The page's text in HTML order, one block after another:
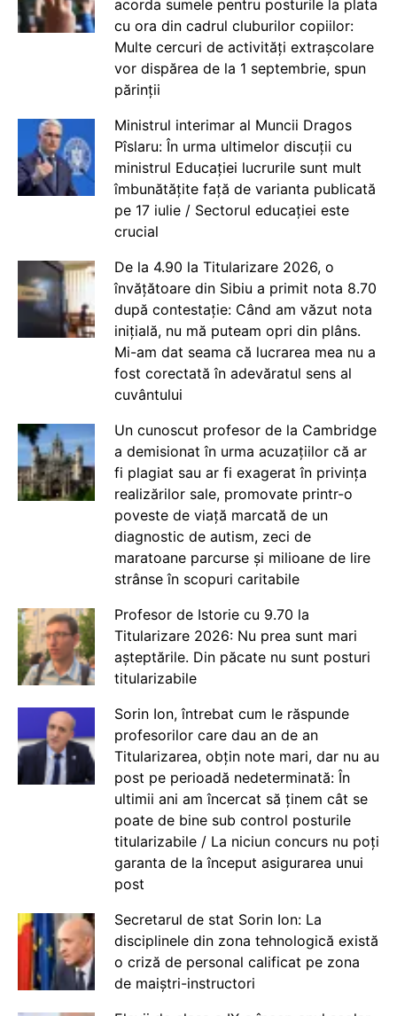
acorda sumele pentru posturile la plata
cu ora din cadrul cluburilor copiilor:
Multe cercuri de activități extrașcolare
vor dispărea de la 1 septembrie, spun
părinții
Ministrul interimar al Muncii Dragos
Pîslaru: În urma ultimelor discuții cu
ministrul Educației lucrurile sunt mult
îmbunătățite față de varianta publicată
pe 17 iulie / Sectorul educației este
crucial
De la 4.90 la Titularizare 2026, o
învățătoare din Sibiu a primit nota 8.70
după contestație: Când am văzut nota
inițială, nu mă puteam opri din plâns.
Mi-am dat seama că lucrarea mea nu a
fost corectată în adevăratul sens al
cuvântului
Un cunoscut profesor de la Cambridge
a demisionat în urma acuzațiilor că ar
fi plagiat sau ar fi exagerat în privința
realizărilor sale, promovate printr-o
poveste de viață marcată de un
diagnostic de autism, zeci de
maratoane parcurse și milioane de lire
strânse în scopuri caritabile
Profesor de Istorie cu 9.70 la
Titularizare 2026: Nu prea sunt mari
așteptările. Din păcate nu sunt posturi
titularizabile
Sorin Ion, întrebat cum le răspunde
profesorilor care dau an de an
Titularizarea, obțin note mari, dar nu au
post pe perioadă nedeterminată: În
ultimii ani am încercat să ținem cât se
poate de bine sub control posturile
titularizabile / La niciun concurs nu poți
garanta de la început asigurarea unui
post
Secretarul de stat Sorin Ion: La
disciplinele din zona tehnologică există
o criză de personal calificat pe zona
de maiștri-instructori